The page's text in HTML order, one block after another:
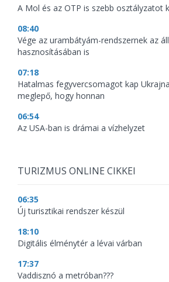
A Mol és az OTP is szebb osztályzatot
08:40
Vége az urambátyám-rendszernek az
hasznosításában is
07:18
Hatalmas fegyvercsomagot kap
meglepő, hogy honnan
06:54
Az USA-ban is drámai a vízhelyzet
TURIZMUS ONLINE CIKKEI
06:35
Új turisztikai rendszer készül
18:10
Digitális élménytér a lévai várban
17:37
Vaddisznó a metróban???